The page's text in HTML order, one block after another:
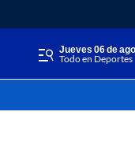
jueves 06 de
Todo en Deportes